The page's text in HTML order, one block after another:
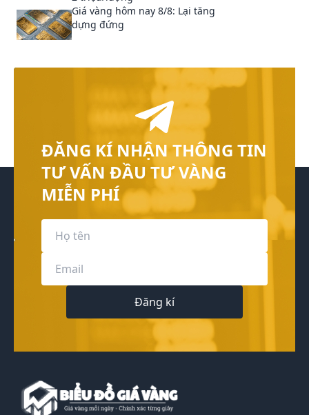
Giá vàng hôm nay 8/8: Lại tăng
dựng đứng
ĐĂNG KÍ NHẬN THÔNG TIN
TƯ VẤN ĐẦU TƯ VÀNG
MIỄN PHÍ
Đăng kí